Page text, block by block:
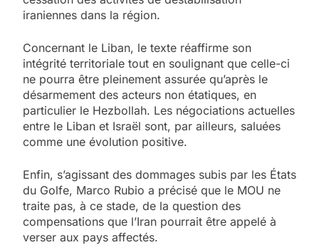
iraniennes dans la région.
Concernant le Liban, le texte réaffirme son
intégrité territoriale tout en soulignant que celle-ci
ne pourra être pleinement assurée qu’après le
désarmement des acteurs non étatiques, en
particulier le Hezbollah. Les négociations actuelles
entre le Liban et Israël sont, par ailleurs, saluées
comme une évolution positive.
Enfin, s’agissant des dommages subis par les États
du Golfe, Marco Rubio a précisé que le MOU ne
traite pas, à ce stade, de la question des
compensations que l’Iran pourrait être appelé à
verser aux pays affectés.